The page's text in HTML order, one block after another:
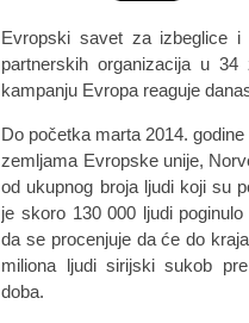
Evropski savet za izbeglice
partnerskih organizacija u
kampanju Evropa reaguje
Do početka marta 2014.
zemljama Evropske unije,
od ukupnog broja ljudi koji su
je skoro 130 000 ljudi
da se procenjuje da će do
miliona ljudi sirijski sukob
doba.